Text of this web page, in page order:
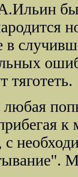
в
тяготеть.
к
с